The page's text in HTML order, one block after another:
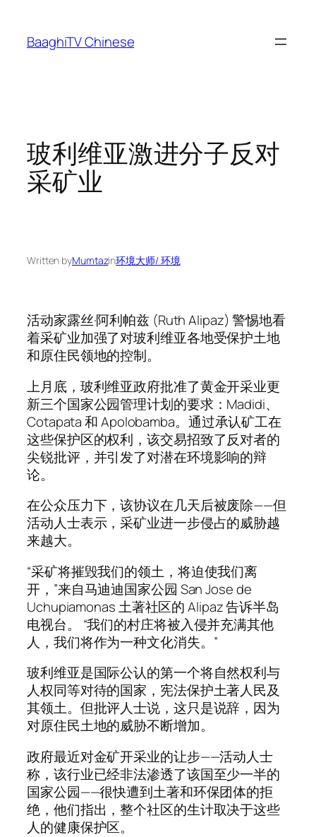
content
BaaghiTV Chinese
玻利维亚激进分子反对
采矿业
Written byMumtazin环境大师/ 环境
活动家露丝·阿利帕兹 (Ruth Alipaz) 警惕地看
着采矿业加强了对玻利维亚各地受保护土地
和原住民领地的控制。
上月底，玻利维亚政府批准了黄金开采业更
新三个国家公园管理计划的要求：Madidi、
Cotapata 和 Apolobamba。通过承认矿工在
这些保护区的权利，该交易招致了反对者的
尖锐批评，并引发了对潜在环境影响的辩
论。
在公众压力下，该协议在几天后被废除——但
活动人士表示，采矿业进一步侵占的威胁越
来越大。
“采矿将摧毁我们的领土，将迫使我们离
开，”来自马迪迪国家公园 San Jose de
Uchupiamonas 土著社区的 Alipaz 告诉半岛
电视台。 “我们的村庄将被入侵并充满其他
人，我们将作为一种文化消失。”
玻利维亚是国际公认的第一个将自然权利与
人权同等对待的国家，宪法保护土著人民及
其领土。但批评人士说，这只是说辞，因为
对原住民土地的威胁不断增加。
政府最近对金矿开采业的让步——活动人士
称，该行业已经非法渗透了该国至少一半的
国家公园——很快遭到土著和环保团体的拒
绝，他们指出，整个社区的生计取决于这些
人的健康保护区。